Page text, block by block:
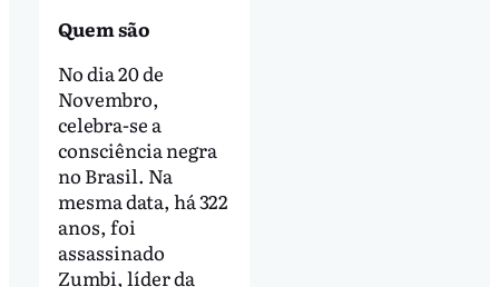
Quem são
No dia 20 de
Novembro,
celebra-se a
consciência negra
no Brasil. Na
mesma data, há 322
anos, foi
assassinado
Zumbi, líder da